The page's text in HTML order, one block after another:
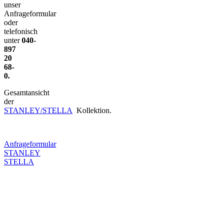
unser
Anfrageformular
oder
telefonisch
unter040-
897
20
68-
0.
Gesamtansicht
der
STANLEY/STELLA Kollektion.
Anfrageformular
STANLEY
STELLA